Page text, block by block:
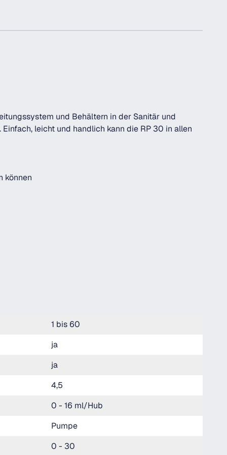
und Behältern in der Sanitär und
leicht und handlich kann die RP 30 in allen
können
1 bis 60
ja
ja
4,5
0 - 16 ml/Hub
Pumpe
0 - 30